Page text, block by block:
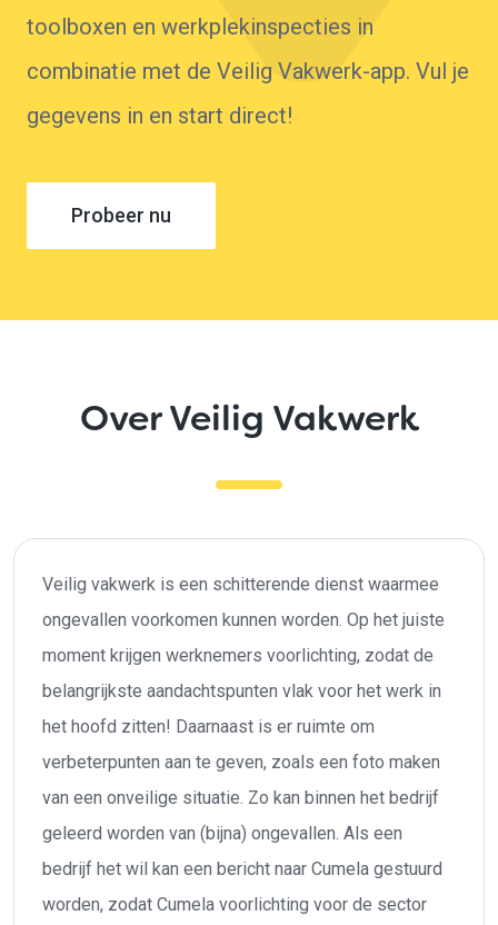
toolboxen en werkplekinspecties in
combinatie met de Veilig Vakwerk-app. Vul je
gegevens in en start direct!
Probeer nu
Over Veilig Vakwerk
Veilig vakwerk is een schitterende dienst waarmee
ongevallen voorkomen kunnen worden. Op het juiste
moment krijgen werknemers voorlichting, zodat de
belangrijkste aandachtspunten vlak voor het werk in
het hoofd zitten! Daarnaast is er ruimte om
verbeterpunten aan te geven, zoals een foto maken
van een onveilige situatie. Zo kan binnen het bedrijf
geleerd worden van (bijna) ongevallen. Als een
bedrijf het wil kan een bericht naar Cumela gestuurd
worden, zodat Cumela voorlichting voor de sector